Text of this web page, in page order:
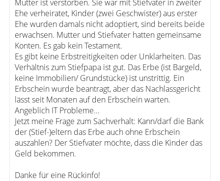
Mutter ist verstorben. Sie war mit Stiefvater in zweiter
Ehe verheiratet, Kinder (zwei Geschwister) aus erster
Ehe wurden damals nicht adoptiert, sind bereits beide
erwachsen. Mutter und Stiefvater hatten gemeinsame
Konten. Es gab kein Testament.
Es gibt keine Erbstreitigkeiten oder Unklarheiten. Das
Verhältnis zum Stiefpapa ist gut. Das Erbe (ist Bargeld,
keine Immobilien/ Grundstücke) ist unstrittig. Ein
Erbschein wurde beantragt, aber das Nachlassgericht
lässt seit Monaten auf den Erbschein warten.
Angeblich IT Probleme...
Jetzt meine Frage zum Sachverhalt: Kann/darf die Bank
der (Stief-)eltern das Erbe auch ohne Erbschein
auszahlen? Der Stiefvater möchte, dass die Kinder das
Geld bekommen.
Danke für eine Rückinfo!